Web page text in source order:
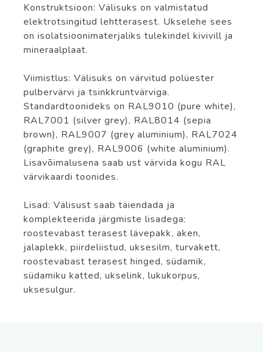
Konstruktsioon: Välisuks on valmistatud
elektrotsingitud lehtterasest. Ukselehe sees
on isolatsioonimaterjaliks tulekindel kivivill ja
mineraalplaat.
Viimistlus: Välisuks on värvitud polüester
pulbervärvi ja tsinkkruntvärviga.
Standardtoonideks on RAL9010 (pure white),
RAL7001 (silver grey), RAL8014 (sepia
brown), RAL9007 (grey aluminium), RAL7024
(graphite grey), RAL9006 (white aluminium).
Lisavõimalusena saab ust värvida kogu RAL
värvikaardi toonides.
Lisad: Välisust saab täiendada ja
komplekteerida järgmiste lisadega:
roostevabast terasest lävepakk, aken,
jalaplekk, piirdeliistud, uksesilm, turvakett,
roostevabast terasest hinged, südamik,
südamiku katted, ukselink, lukukorpus,
uksesulgur.